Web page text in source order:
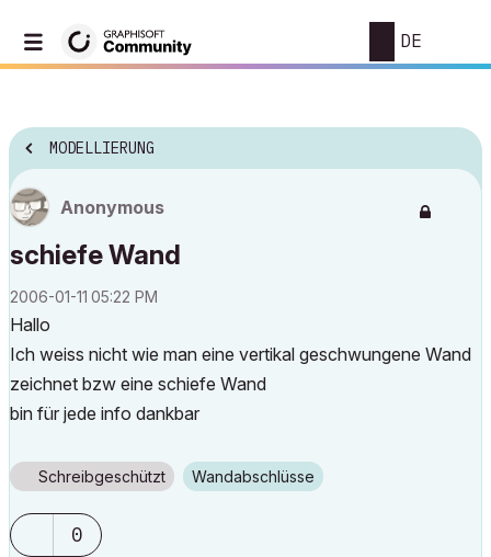
DE
MODELLIERUNG
Anonymous
schiefe Wand
‎2006-01-11 05:22 PM
Hallo
Ich weiss nicht wie man eine vertikal geschwungene Wand
zeichnet bzw eine schiefe Wand
bin für jede info dankbar
Schreibgeschützt Wandabschlüsse
0